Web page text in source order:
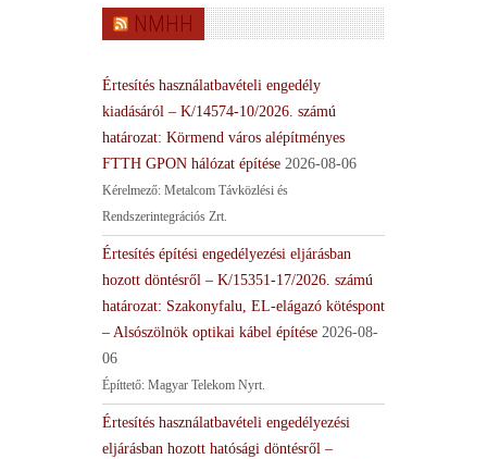
NMHH
Értesítés használatbavételi engedély
kiadásáról – K/14574-10/2026. számú
határozat: Körmend város alépítményes
FTTH GPON hálózat építése 2026-08-06
Kérelmező: Metalcom Távközlési és
Rendszerintegrációs Zrt.
Értesítés építési engedélyezési eljárásban
hozott döntésről – K/15351-17/2026. számú
határozat: Szakonyfalu, EL-elágazó kötéspont
– Alsószölnök optikai kábel építése 2026-08-
06
Építtető: Magyar Telekom Nyrt.
Értesítés használatbavételi engedélyezési
eljárásban hozott hatósági döntésről –